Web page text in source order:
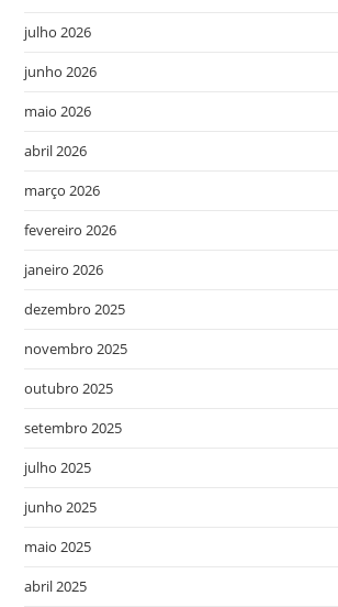
julho 2026
junho 2026
maio 2026
abril 2026
março 2026
fevereiro 2026
janeiro 2026
dezembro 2025
novembro 2025
outubro 2025
setembro 2025
julho 2025
junho 2025
maio 2025
abril 2025